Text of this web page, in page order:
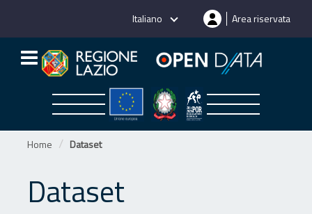
Italiano Area riservata
Home Dataset
Dataset